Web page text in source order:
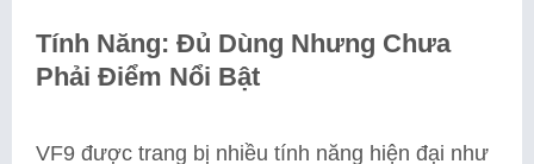
Tính Năng: Đủ Dùng Nhưng Chưa
Phải Điểm Nổi Bật
VF9 được trang bị nhiều tính năng hiện đại như